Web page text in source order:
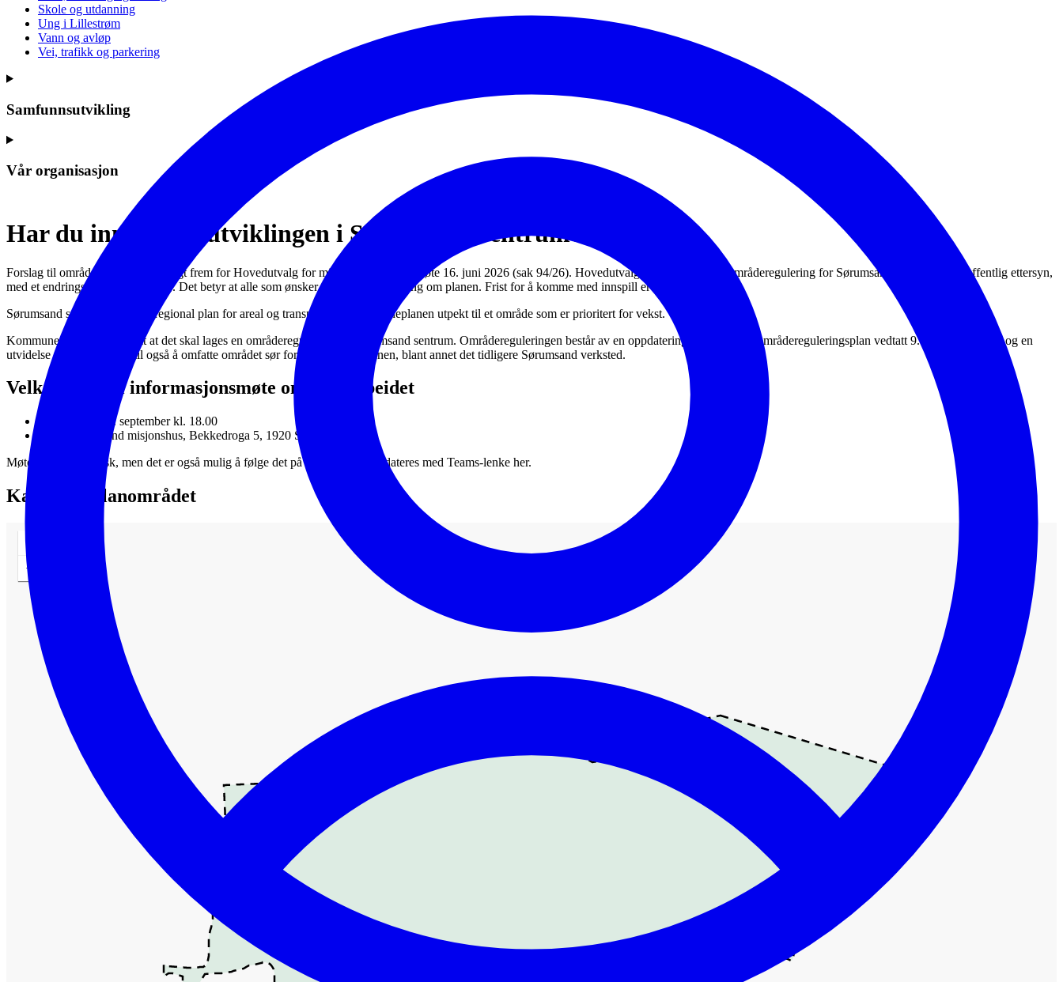
Skole og utdanning
Ung i Lillestrøm
Vann og avløp
Vei, trafikk og parkering
Samfunnsutvikling
Vår organisasjon
Har du innspill til utviklingen i Sørumsand sentrum?
Forslag til områderegulering ble lagt frem for Hovedutvalg for miljø og samfunn i møte 16. juni 2026 (sak 94/26). Hovedutvalget vedtok å legge områderegulering for Sørumsand sentrum ut på offentlig ettersyn,
med et endringsforslag (se under). Det betyr at alle som ønsker nå kan si sin mening om planen. Frist for å komme med innspill er 15. september.
Sørumsand sentrum er både i regional plan for areal og transport og i kommuneplanen utpekt til et område som er prioritert for vekst.
Kommunestyret har bestemt at det skal lages en områderegulering for Sørumsand sentrum. Områdereguleringen består av en oppdatering av gjeldende områdereguleringsplan vedtatt 9. september 2015 og en
utvidelse av planområdet til også å omfatte området sør for Kongsvingerbanen, blant annet det tidligere Sørumsand verksted.
Velkommen til informasjonsmøte om planarbeidet
: Torsdag 3. september kl. 18.00
: Sørumsand misjonshus, Bekkedroga 5, 1920 Sørumsand
Møtet avholdes fysisk, men det er også mulig å følge det på Teams. Det oppdateres med Teams-lenke her.
Kart over planområdet